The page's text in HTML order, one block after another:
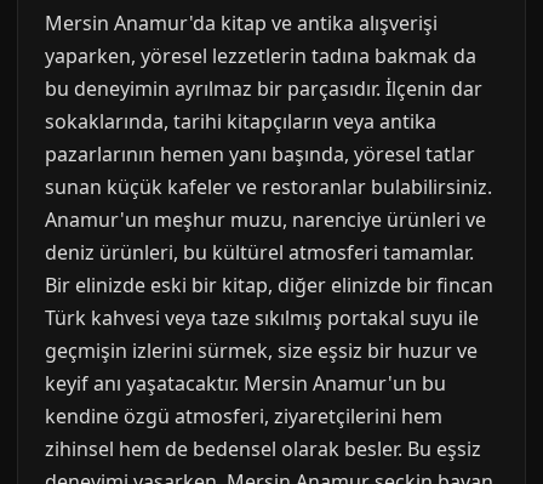
Mersin Anamur'da kitap ve antika alışverişi
yaparken, yöresel lezzetlerin tadına bakmak da
bu deneyimin ayrılmaz bir parçasıdır. İlçenin dar
sokaklarında, tarihi kitapçıların veya antika
pazarlarının hemen yanı başında, yöresel tatlar
sunan küçük kafeler ve restoranlar bulabilirsiniz.
Anamur'un meşhur muzu, narenciye ürünleri ve
deniz ürünleri, bu kültürel atmosferi tamamlar.
Bir elinizde eski bir kitap, diğer elinizde bir fincan
Türk kahvesi veya taze sıkılmış portakal suyu ile
geçmişin izlerini sürmek, size eşsiz bir huzur ve
keyif anı yaşatacaktır. Mersin Anamur'un bu
kendine özgü atmosferi, ziyaretçilerini hem
zihinsel hem de bedensel olarak besler. Bu eşsiz